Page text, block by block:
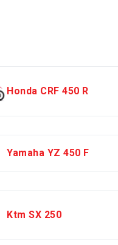
Honda CRF 450 R
Yamaha YZ 450 F
Ktm SX 250